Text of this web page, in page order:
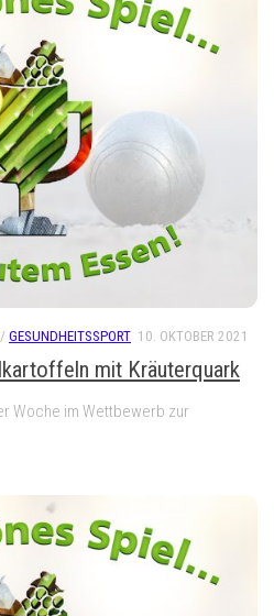
/ GESUNDHEITSSPORT 10. OKTOBER 2021
mit Kräuterquark
Woche im Wettbewerb zur